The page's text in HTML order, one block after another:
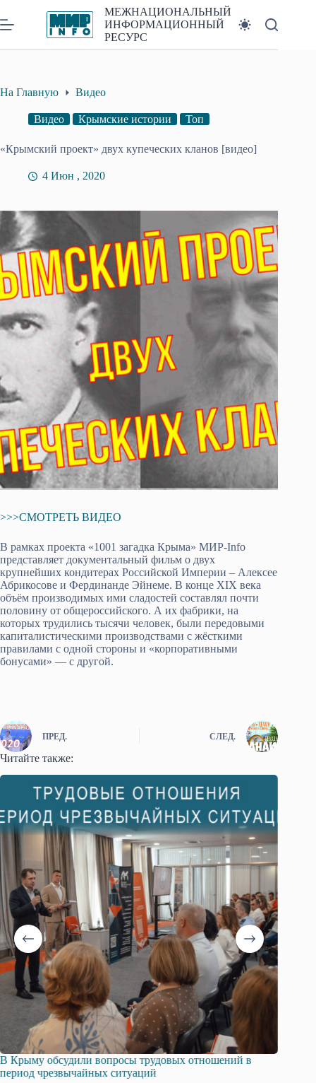
к
сути
МЕЖНАЦИОНАЛЬНЫЙ
ИНФОРМАЦИОННЫЙ
РЕСУРС
На Главную Видео
Видео Крымские истории Топ
«Крымский проект» двух купеческих кланов [видео]
4 Июн , 2020
>>>СМОТРЕТЬ ВИДЕО
В рамках проекта «1001 загадка Крыма» МИР-Info
представляет документальный фильм о двух
крупнейших кондитерах Российской Империи – Алексее
Абрикосове и Фердинанде Эйнеме. В конце XIX века
объём производимых ими сладостей составлял почти
половину от общероссийского. А их фабрики, на
которых трудились тысячи человек, были передовыми
капиталистическими производствами с жёсткими
правилами с одной стороны и «корпоративными
бонусами» — с другой.
ПРЕД. СЛЕД.
Читайте также:
В Крыму обсудили вопросы трудовых отношений в
период чрезвычайных ситуаций